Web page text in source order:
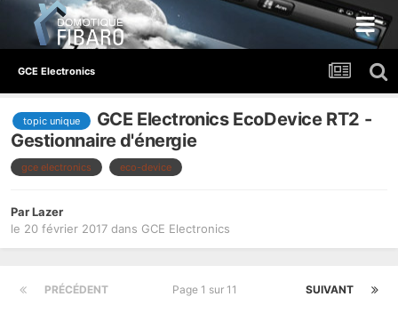
GCE Electronics
topic unique
GCE Electronics EcoDevice RT2 -
Gestionnaire d'énergie
gce electronics eco-device
ParLazer
le 20 février 2017 dans GCE Electronics
PRÉCÉDENT SUIVANT
Page 1 sur 11